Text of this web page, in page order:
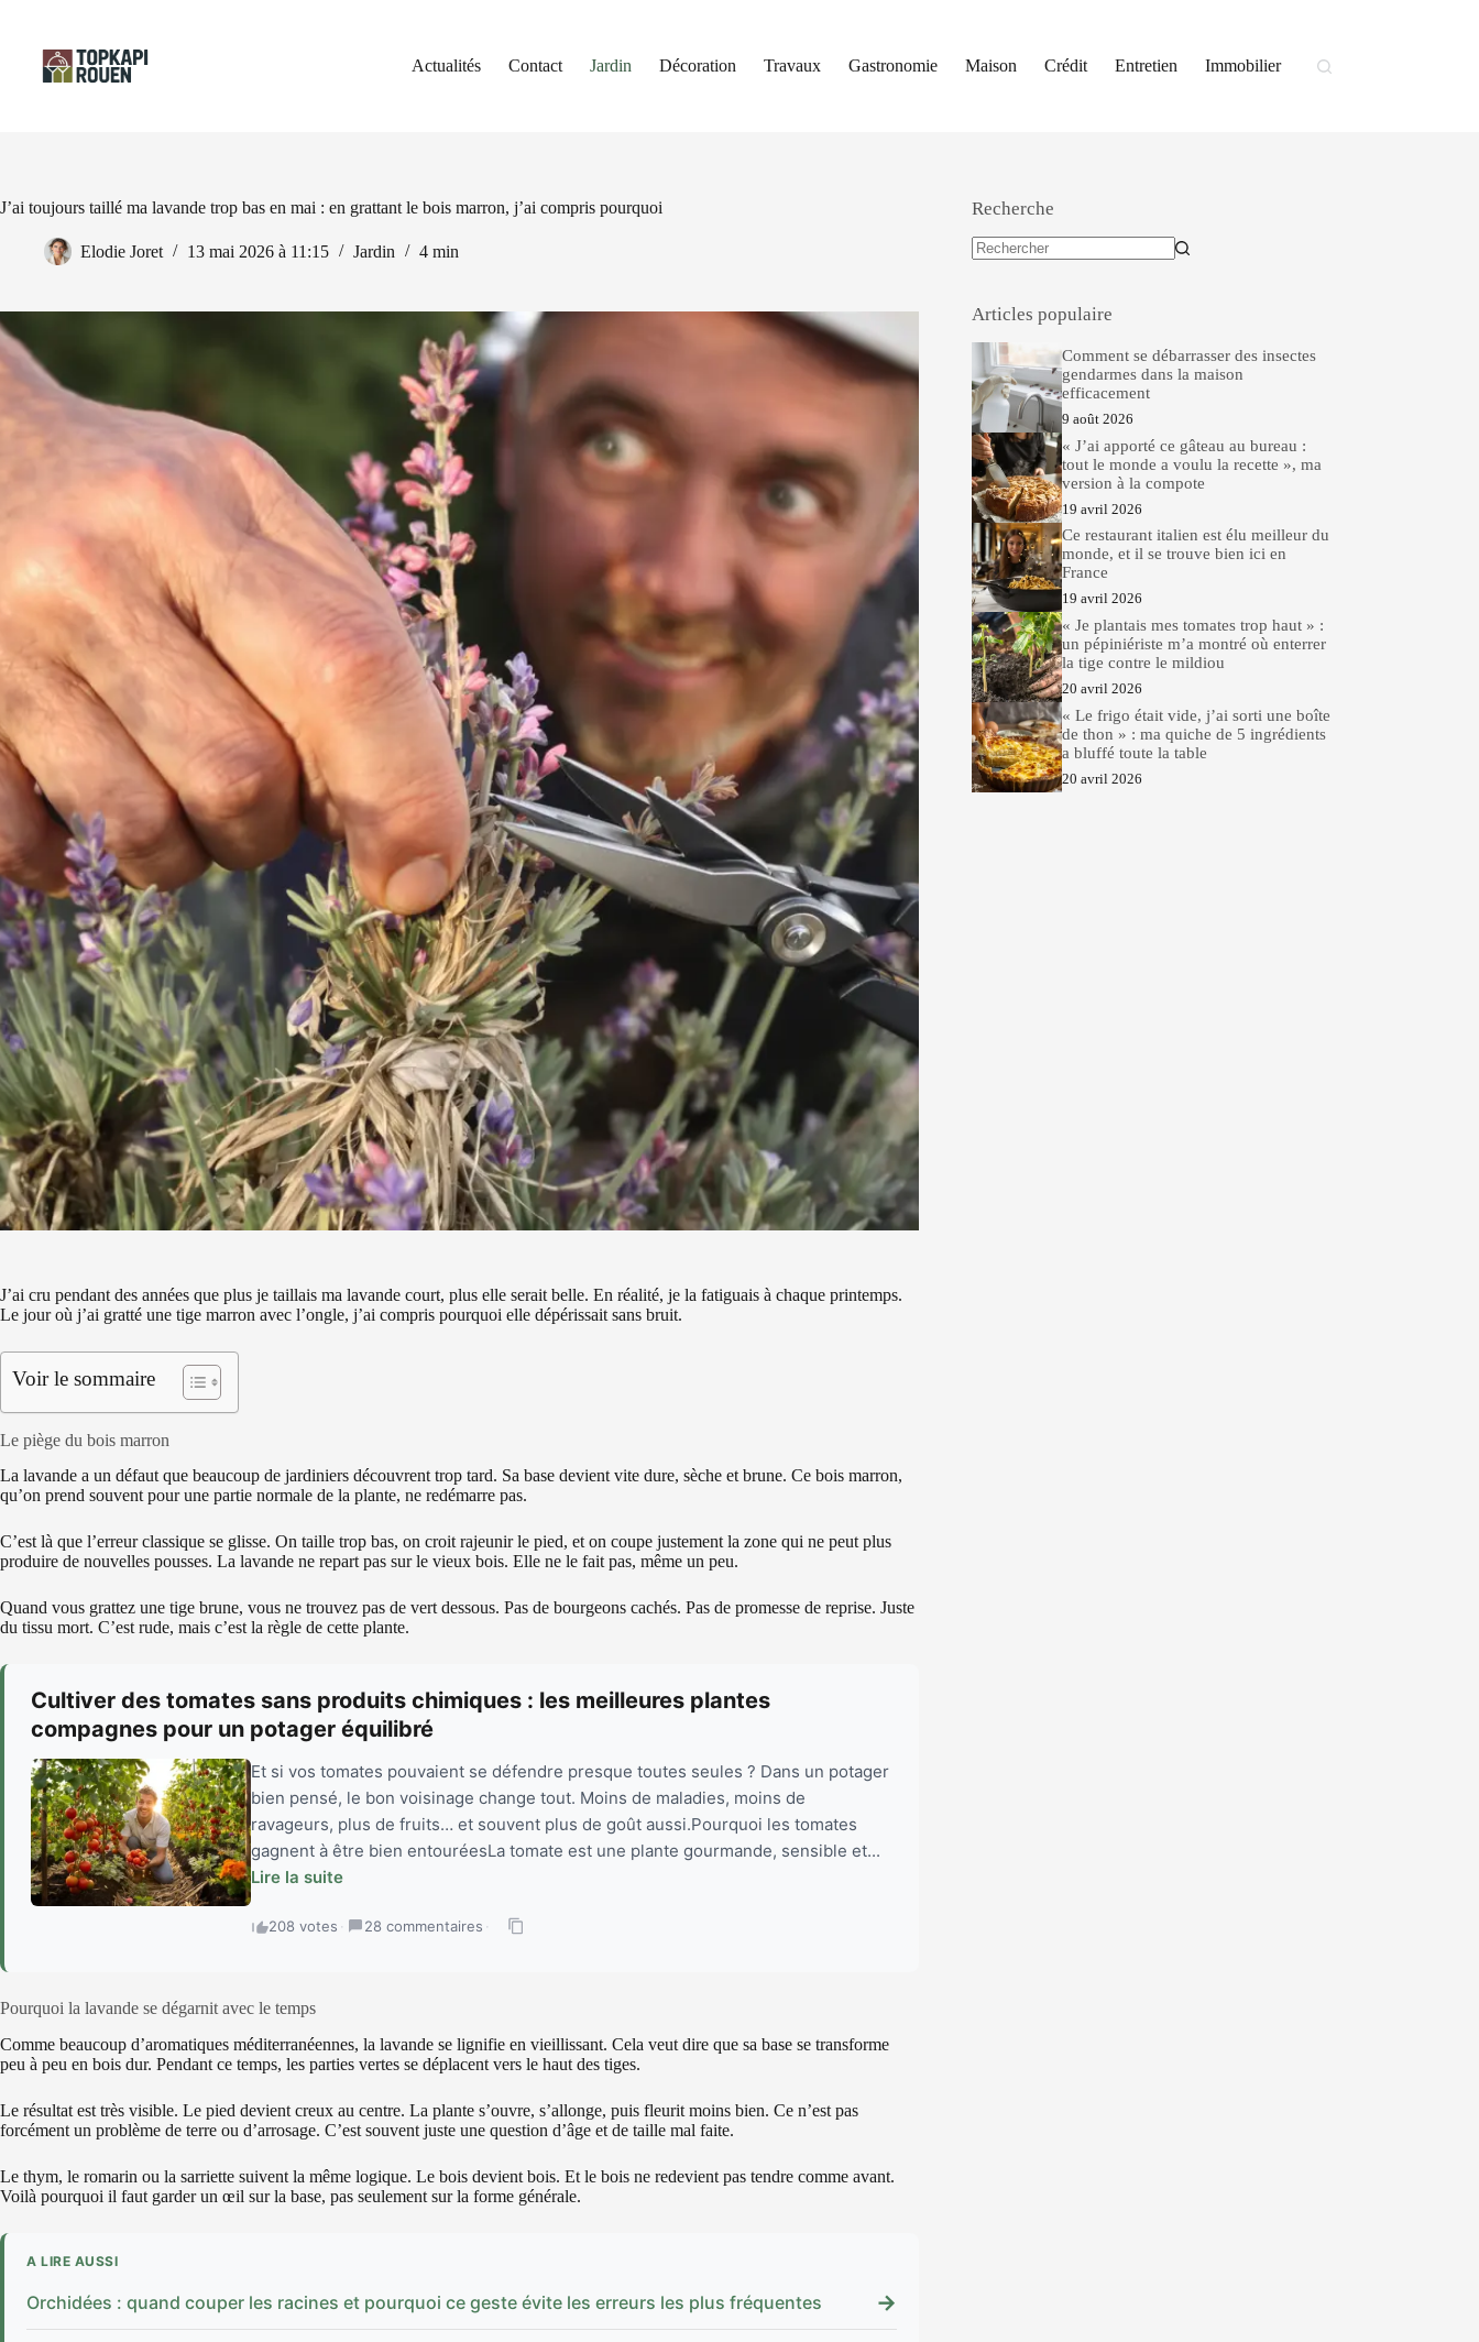
contenu
Actualités
Contact Jardin Décoration Travaux Gastronomie Maison Crédit Entretien Immobilier
J’ai toujours taillé ma lavande trop bas en mai : en grattant le bois marron, j’ai compris pourquoi
Elodie Joret 13 mai 2026 à 11:15 Jardin 4 min
J’ai cru pendant des années que plus je taillais ma lavande court, plus elle serait belle. En réalité, je la fatiguais à chaque printemps.
Le jour où j’ai gratté une tige marron avec l’ongle, j’ai compris pourquoi elle dépérissait sans bruit.
Voir le sommaire
Le piège du bois marron
La lavande a un défaut que beaucoup de jardiniers découvrent trop tard. Sa base devient vite dure, sèche et brune. Ce bois marron,
qu’on prend souvent pour une partie normale de la plante, ne redémarre pas.
C’est là que l’erreur classique se glisse. On taille trop bas, on croit rajeunir le pied, et on coupe justement la zone qui ne peut plus
produire de nouvelles pousses. La lavande ne repart pas sur le vieux bois. Elle ne le fait pas, même un peu.
Quand vous grattez une tige brune, vous ne trouvez pas de vert dessous. Pas de bourgeons cachés. Pas de promesse de reprise. Juste
du tissu mort. C’est rude, mais c’est la règle de cette plante.
Cultiver des tomates sans produits chimiques : les meilleures plantes
compagnes pour un potager équilibré
Et si vos tomates pouvaient se défendre presque toutes seules ? Dans un potager
bien pensé, le bon voisinage change tout. Moins de maladies, moins de
ravageurs, plus de fruits… et souvent plus de goût aussi.Pourquoi les tomates
gagnent à être bien entouréesLa tomate est une plante gourmande, sensible et...
Lire la suite
208 votes · 28 commentaires ·
Pourquoi la lavande se dégarnit avec le temps
Comme beaucoup d’aromatiques méditerranéennes, la lavande se lignifie en vieillissant. Cela veut dire que sa base se transforme
peu à peu en bois dur. Pendant ce temps, les parties vertes se déplacent vers le haut des tiges.
Le résultat est très visible. Le pied devient creux au centre. La plante s’ouvre, s’allonge, puis fleurit moins bien. Ce n’est pas
forcément un problème de terre ou d’arrosage. C’est souvent juste une question d’âge et de taille mal faite.
Le thym, le romarin ou la sarriette suivent la même logique. Le bois devient bois. Et le bois ne redevient pas tendre comme avant.
Voilà pourquoi il faut garder un œil sur la base, pas seulement sur la forme générale.
A LIRE AUSSI
Orchidées : quand couper les racines et pourquoi ce geste évite les erreurs les plus fréquentes →
Recherche
Articles populaire
Comment se débarrasser des insectes
gendarmes dans la maison
efficacement
9 août 2026
« J’ai apporté ce gâteau au bureau :
tout le monde a voulu la recette », ma
version à la compote
19 avril 2026
Ce restaurant italien est élu meilleur du
monde, et il se trouve bien ici en
France
19 avril 2026
« Je plantais mes tomates trop haut » :
un pépiniériste m’a montré où enterrer
la tige contre le mildiou
20 avril 2026
« Le frigo était vide, j’ai sorti une boîte
de thon » : ma quiche de 5 ingrédients
a bluffé toute la table
20 avril 2026